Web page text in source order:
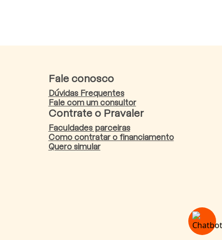
Fale conosco
Dúvidas Frequentes
Fale com um consultor
Contrate o Pravaler
Faculdades parceiras
Como contratar o financiamento
Quero simular